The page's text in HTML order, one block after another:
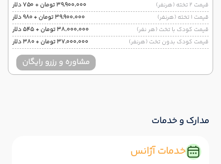
قیمت 2 تخته (هرنفر)
۳۹٬۹۰۰٬۰۰۰ تومان + ۷۵۰ دلار
قیمت 1 تخته (هرنفر)
۳۹٬۹۰۰٬۰۰۰ تومان + ۹۸۰ دلار
قیمت کودک با تخت (هر نفر)
۳۸٬۰۰۰٬۰۰۰ تومان + ۵۴۵ دلار
قیمت کودک بدون تخت (هرنفر)
۳۷٬۰۰۰٬۰۰۰ تومان + ۳۸۰ دلار
مشاوره و رزرو رایگان
مدارک و خدمات
خدمات آژانس